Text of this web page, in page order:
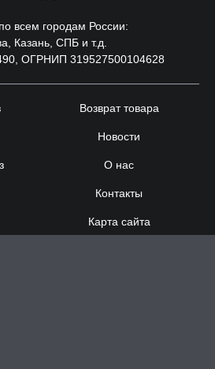
всем городам России:
Казань, СПБ и т.д.
ОГРНИП 319527500104628
Возврат товара
Новости
О нас
Контакты
Карта сайта